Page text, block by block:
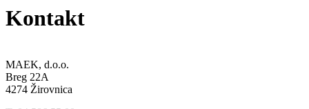
Kontakt
MAEK, d.o.o.
Breg 22A
4274 Žirovnica